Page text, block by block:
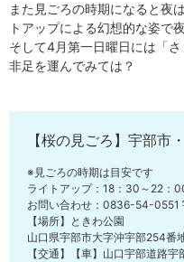
また見ごろの時期になると夜
トアップによる幻想的な姿で
そして4月第一日曜日には「
非足を運んでみては？
【桜の見ごろ】宇部市
※見ごろの時期は目安です
ライトアップ：18：30～22：
お問い合わせ：0836-54-0551
【場所】ときわ公園
山口県宇部市大字沖宇部254番
【交通】【車】山口宇部道路